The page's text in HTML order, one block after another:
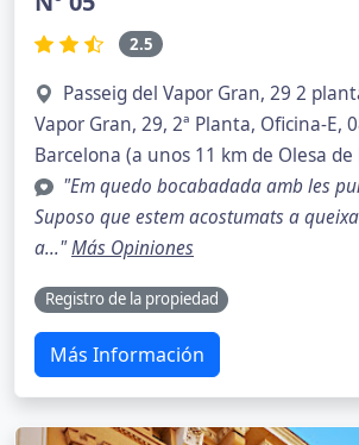
2.5
Passeig del Vapor Gran, 29 2
Vapor Gran, 29, 2ª Planta, Oficina-E,
Barcelona (a unos 11 km de Olesa
"Em quedo bocabadada amb les
Suposo que estem acostumats a
a..."Más Opiniones
Registro de la propiedad
Más Información